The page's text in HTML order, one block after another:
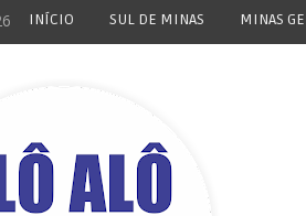
INÍCIO SUL DE MINAS MINAS